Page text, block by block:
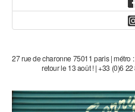
27 rue de charonne 75011 paris | métro
retour le 13 août ! | +33 (0)6